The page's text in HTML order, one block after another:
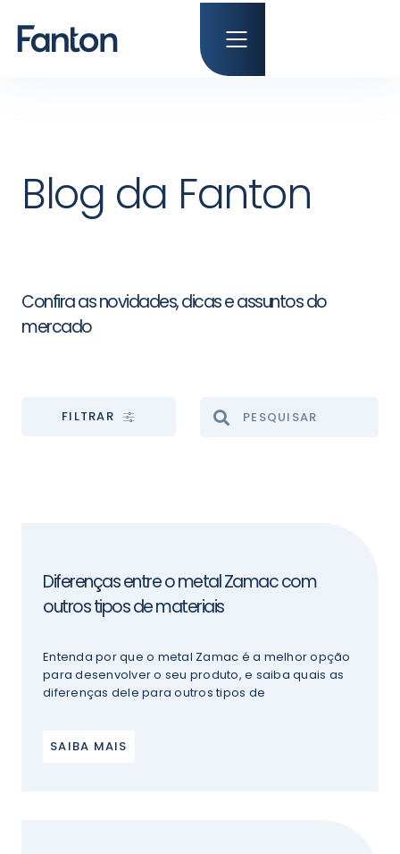
Blog da Fanton
Confira as novidades, dicas e assuntos do
mercado
FILTRAR
Diferenças entre o metal Zamac com
outros tipos de materiais
Entenda por que o metal Zamac é a melhor opção
para desenvolver o seu produto, e saiba quais as
diferenças dele para outros tipos de
SAIBA MAIS